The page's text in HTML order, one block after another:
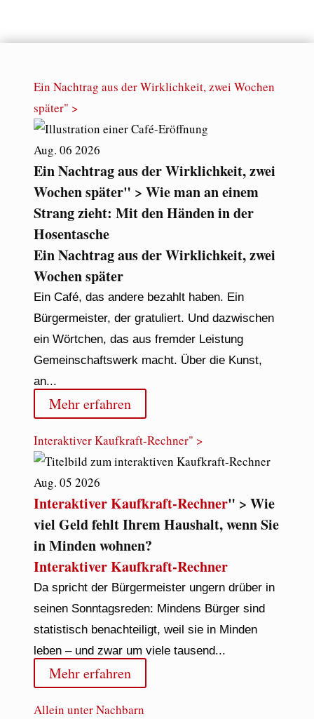
Ein Nachtrag aus der Wirklichkeit, zwei Wochen
später" >
Aug. 06 2026
Ein Nachtrag aus der Wirklichkeit, zwei
Wochen später" > Wie man an einem
Strang zieht: Mit den Händen in der
Hosentasche
Ein Nachtrag aus der Wirklichkeit, zwei
Wochen später
Ein Café, das andere bezahlt haben. Ein
Bürgermeister, der gratuliert. Und dazwischen
ein Wörtchen, das aus fremder Leistung
Gemeinschaftswerk macht. Über die Kunst,
an...
Mehr erfahren
Interaktiver Kaufkraft-Rechner" >
Aug. 05 2026
Interaktiver Kaufkraft-Rechner" > Wie
viel Geld fehlt Ihrem Haushalt, wenn Sie
in Minden wohnen?
Interaktiver Kaufkraft-Rechner
Da spricht der Bürgermeister ungern drüber in
seinen Sonntagsreden: Mindens Bürger sind
statistisch benachteiligt, weil sie in Minden
leben – und zwar um viele tausend...
Mehr erfahren
Allein unter Nachbarn